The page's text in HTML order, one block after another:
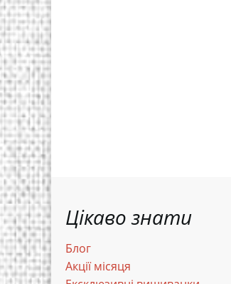
Цікаво знати
Блог
Акції місяця